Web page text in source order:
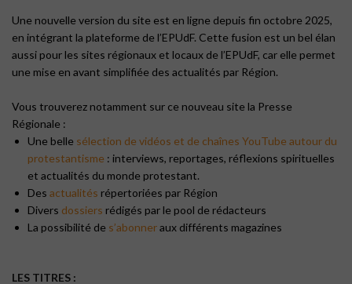
Une nouvelle version du site est en ligne depuis fin octobre 2025,
en intégrant la plateforme de l’EPUdF. Cette fusion est un bel élan
aussi pour les sites régionaux et locaux de l’EPUdF, car elle permet
une mise en avant simplifiée des actualités par Région.
Vous trouverez notamment sur ce nouveau site la Presse
Régionale :
Une belle sélection de vidéos et de chaînes YouTube autour du
protestantisme : interviews, reportages, réflexions spirituelles
et actualités du monde protestant.
Des actualités répertoriées par Région
Divers dossiers rédigés par le pool de rédacteurs
La possibilité de s’abonneraux différents magazines
LES TITRES :